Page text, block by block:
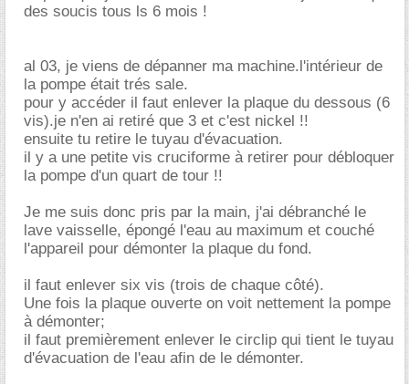
des soucis tous ls 6 mois !
al 03, je viens de dépanner ma machine.l'intérieur de
la pompe était trés sale.
pour y accéder il faut enlever la plaque du dessous (6
vis).je n'en ai retiré que 3 et c'est nickel !!
ensuite tu retire le tuyau d'évacuation.
il y a une petite vis cruciforme à retirer pour débloquer
la pompe d'un quart de tour !!
Je me suis donc pris par la main, j'ai débranché le
lave vaisselle, épongé l'eau au maximum et couché
l'appareil pour démonter la plaque du fond.
il faut enlever six vis (trois de chaque côté).
Une fois la plaque ouverte on voit nettement la pompe
à démonter;
il faut premièrement enlever le circlip qui tient le tuyau
d'évacuation de l'eau afin de le démonter.